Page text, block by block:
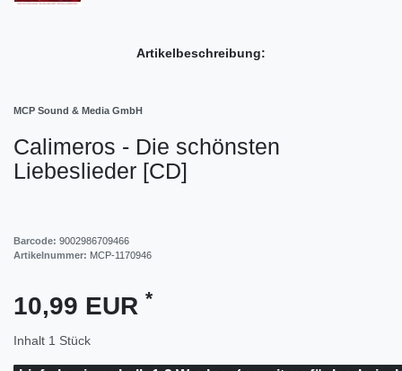
Artikelbeschreibung:
MCP Sound & Media GmbH
Calimeros - Die schönsten
Liebeslieder [CD]
Barcode: 9002986709466
Artikelnummer: MCP-1170946
10,99 EUR *
Inhalt 1 Stück